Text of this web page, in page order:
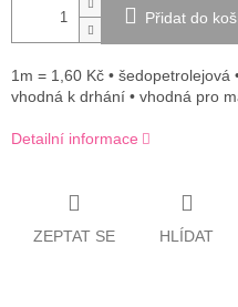
Přidat do
1m = 1,60 Kč •
vhodná k drhání • vhodná pro
Detailní informace
ZEPTAT SE HLÍDAT